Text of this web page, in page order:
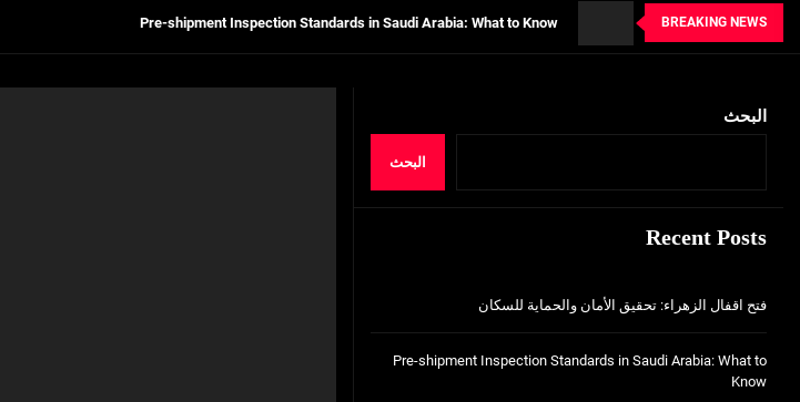
BREAKING NEWS
Get Reliable Calibration Services in Port Said for Your Needs
فتح اقفال الزهراء: تحقيق الأمان والحماية للسكان
Pre-shipment Inspection Standards in Saudi Arabia: What to Know
Ultrasonic Thickness Gauge Inspection in Egypt: Ensuring Structural Integrity
البحث
البحث
Recent Posts
فتح اقفال الزهراء: تحقيق الأمان والحماية للسكان
Pre-shipment Inspection Standards in Saudi Arabia: What to
Know